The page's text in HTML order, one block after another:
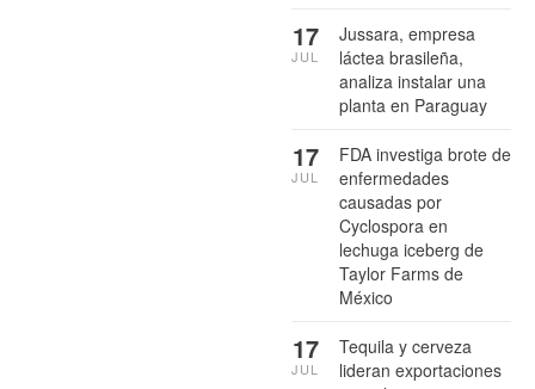
Jussara, empresa
láctea brasileña,
analiza instalar una
planta en Paraguay
17
JUL
FDA investiga brote de
enfermedades
causadas por
Cyclospora en
lechuga iceberg de
Taylor Farms de
México
17
JUL
Tequila y cerveza
lideran exportaciones
17
JUL